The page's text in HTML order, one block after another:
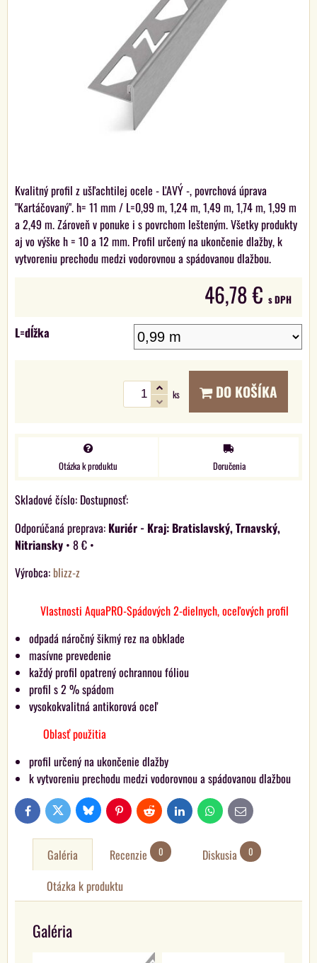
Kvalitný profil z ušľachtilej ocele - ĽAVÝ -, povrchová úprava
"Kartáčovaný". h= 11 mm / L=0,99 m, 1,24 m, 1,49 m, 1,74 m, 1,99 m
a 2,49 m. Zároveň v ponuke i s povrchom lešteným. Všetky produkty
aj vo výške h = 10 a 12 mm. Profil určený na ukončenie dlažby, k
vytvoreniu prechodu medzi vodorovnou a spádovanou dlažbou.
46,78 € s DPH
L=dĺžka
ks DO KOŠÍKA
Otázka k produktu Doručenia
Skladové číslo: Dostupnosť:
Kuriér - Kraj: Bratislavský, Trnavský,
Nitriansky • 8 € •
Výrobca: blizz-z
Vlastnosti AquaPRO-Spádových 2-dielnych, oceľových profil
odpadá náročný šikmý rez na obklade
masívne prevedenie
každý profil opatrený ochrannou fóliou
profil s 2 % spádom
vysokokvalitná antikorová oceľ
Oblasť použitia
profil určený na ukončenie dlažby
k vytvoreniu prechodu medzi vodorovnou a spádovanou dlažbou
FacebookTwitter Bluesky PinterestReddit LinkedIn WhatsAppE-
mail
Galéria Recenzie 0 Diskusia 0
Otázka k produktu
Galéria